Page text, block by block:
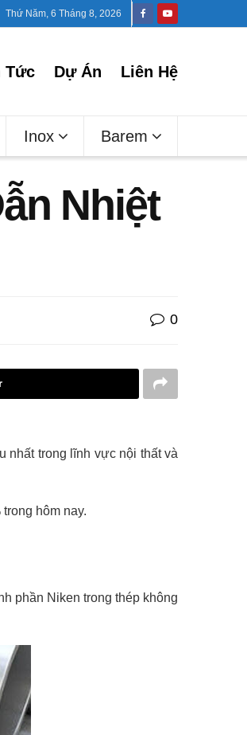
Thứ Năm, 6 Tháng 8, 2026
Tức Dự Án Liên Hệ
Inox Barem
Nhiệt
0
nhất trong lĩnh vực nội thất và
hôm nay.
phần Niken trong thép không